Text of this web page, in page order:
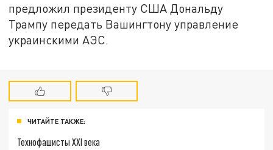
предложил президенту США Дональду
Трампу передать Вашингтону управление
украинскими АЭС.
ЧИТАЙТЕ ТАКЖЕ:
Технофашисты XXI века